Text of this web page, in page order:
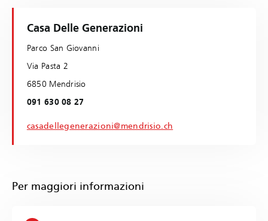
Casa Delle Generazioni
Parco San Giovanni
Via Pasta 2
6850 Mendrisio
091 630 08 27
casadellegenerazioni@mendrisio.ch
Per maggiori informazioni